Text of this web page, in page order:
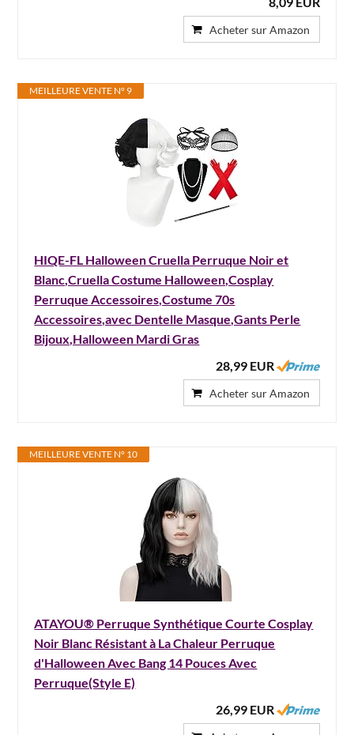
Acheter sur Amazon
MEILLEURE VENTE N° 9
HIQE-FL Halloween Cruella Perruque Noir et
Blanc,Cruella Costume Halloween,Cosplay
Perruque Accessoires,Costume 70s
Accessoires,avec Dentelle Masque,Gants Perle
Bijoux,Halloween Mardi Gras
28,99 EUR
Acheter sur Amazon
MEILLEURE VENTE N° 10
ATAYOU® Perruque Synthétique Courte Cosplay
Noir Blanc Résistant à La Chaleur Perruque
d'Halloween Avec Bang 14 Pouces Avec
Perruque(Style E)
26,99 EUR